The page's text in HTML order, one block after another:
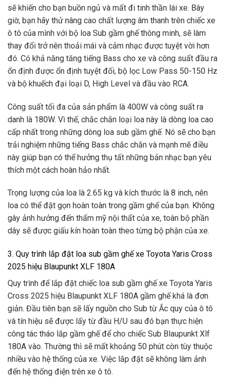
sẽ khiến cho bạn buồn ngủ và mất đi tinh thần lái xe. Bây
giờ, bạn hãy thử nâng cao chất lượng âm thanh trên chiếc xe
ô tô của mình với bộ loa Sub gầm ghế thông minh, sẽ làm
thay đổi trở nên thoải mái và cảm nhạc được tuyệt vời hơn
đó. Có khả năng tăng tiếng Bass cho xe và công suất đầu ra
ổn định được ổn định tuyệt đối, bộ lọc Low Pass 50-150 Hz
và bộ khuếch đại loại D, High Level và đầu vào RCA.
Công suất tối đa của sản phẩm là 400W và công suất ra
danh là 180W. Vì thế, chắc chắn loại loa này là dòng loa cao
cấp nhất trong những dòng loa sub gầm ghế. Nó sẽ cho bạn
trải nghiệm những tiếng Bass chắc chắn và mạnh mẽ điều
này giúp bạn có thể hưởng thụ tất những bản nhạc bạn yêu
thích một cách hoàn hảo nhất.
Trọng lượng của loa là 2.65 kg và kích thước là 8 inch, nên
loa có thể đặt gọn hoàn toàn trong gầm ghế của bạn. Không
gây ảnh hưởng đến thẩm mỹ nội thất của xe, toàn bộ phần
dây sẽ được giấu kín hoàn toàn theo từng bộ phận của xe.
3. Quy trình lắp đặt loa sub gầm ghế xe Toyota Yaris Cross
2025 hiệu Blaupunkt XLF 180A
Quy trình để lắp đặt chiếc loa sub gầm ghế xe Toyota Yaris
Cross 2025 hiệu Blaupunkt XLF 180A gầm ghế khá là đơn
giản. Đầu tiên bạn sẽ lấy nguồn cho Sub từ Ắc quy của ô tô
và tín hiệu sẽ được lấy từ đầu H/U sau đó bạn thực hiện
công tác tháo lắp gầm ghế để cho chiếc Sub Blaupunkt Xlf
180A vào. Thường thì sẽ mất khoảng 50 phút còn tùy thuộc
nhiều vào hệ thống của xe. Việc lắp đặt sẽ không làm ảnh
đến hệ thống điện trên xe ô tô.